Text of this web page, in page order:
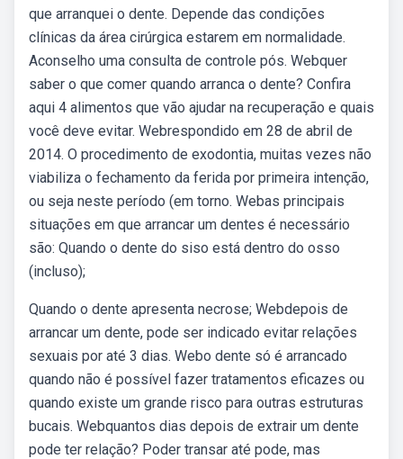
que arranquei o dente. Depende das condições
clínicas da área cirúrgica estarem em normalidade.
Aconselho uma consulta de controle pós. Webquer
saber o que comer quando arranca o dente? Confira
aqui 4 alimentos que vão ajudar na recuperação e quais
você deve evitar. Webrespondido em 28 de abril de
2014. O procedimento de exodontia, muitas vezes não
viabiliza o fechamento da ferida por primeira intenção,
ou seja neste período (em torno. Webas principais
situações em que arrancar um dentes é necessário
são: Quando o dente do siso está dentro do osso
(incluso);
Quando o dente apresenta necrose; Webdepois de
arrancar um dente, pode ser indicado evitar relações
sexuais por até 3 dias. Webo dente só é arrancado
quando não é possível fazer tratamentos eficazes ou
quando existe um grande risco para outras estruturas
bucais. Webquantos dias depois de extrair um dente
pode ter relação? Poder transar até pode, mas